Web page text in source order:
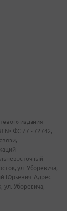
издания
№ ФС 77 - 72742,
ул. Уборевича,
Юрьевич. Адрес
ул. Уборевича,